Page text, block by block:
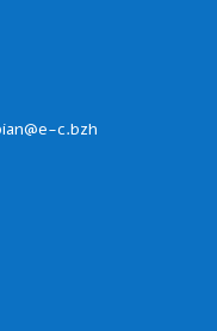
c.bzh